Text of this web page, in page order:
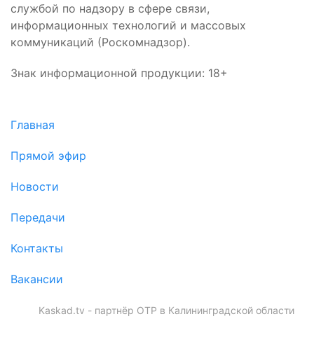
службой по надзору в сфере связи,
информационных технологий и массовых
коммуникаций (Роскомнадзор).
Знак информационной продукции: 18+
Главная
Прямой эфир
Новости
Передачи
Контакты
Вакансии
Kaskad.tv - партнёр ОТР в Калининградской области